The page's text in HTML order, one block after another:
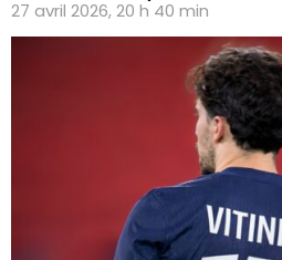
27 avril 2026, 20 h 40 min